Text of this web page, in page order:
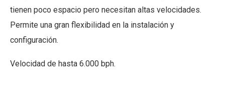
tienen poco espacio pero necesitan altas velocidades.
Permite una gran flexibilidad en la instalación y
configuración.
Velocidad de hasta 6.000 bph.